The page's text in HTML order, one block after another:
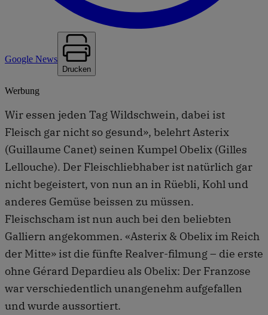
Google News
Drucken
Werbung
Wir essen jeden Tag Wildschwein, dabei ist
Fleisch gar nicht so gesund», belehrt Asterix
(Guillaume Canet) seinen Kumpel Obelix (Gilles
Lellouche). Der Fleischliebhaber ist natürlich gar
nicht begeistert, von nun an in Rüebli, Kohl und
anderes Gemüse beissen zu müssen.
Fleischscham ist nun auch bei den beliebten
Galliern angekommen. «Asterix & Obelix im Reich
der Mitte» ist die fünfte Realver-filmung – die erste
ohne Gérard Depardieu als Obelix: Der Franzose
war verschiedentlich unangenehm aufgefallen
und wurde aussortiert.